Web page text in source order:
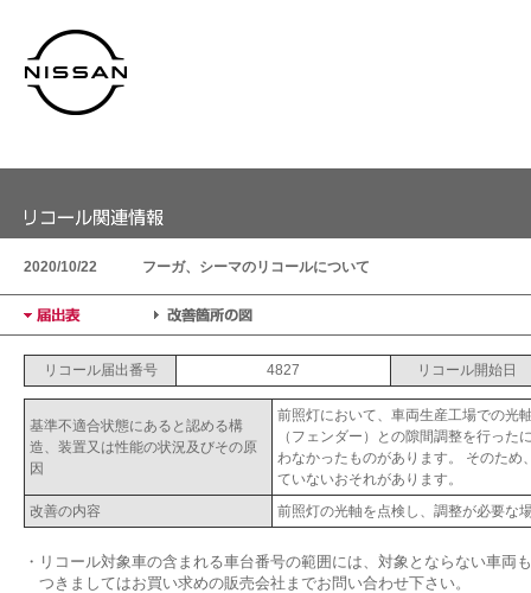
2020/10/22 フーガ、シーマのリコールについて
リコール届出番号 4827 リコール開始日
基準不適合状態にあると認める構
造、装置又は性能の状況及びその原
因
前照灯において、車両生産工場での光
（フェンダー）との隙間調整を行った
わなかったものがあります。 そのため
ていないおそれがあります。
改善の内容
前照灯の光軸を点検し、調整が必要な
・ リコール対象車の含まれる車台番号の範囲には、対象とならない車両
つきましてはお買い求めの販売会社までお問い合わせ下さい。